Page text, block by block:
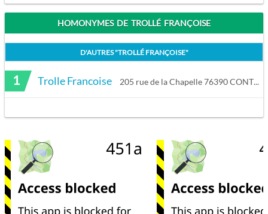
HOMONYMES DE TROLLÉ FRANÇOISE
D'AUTRES "TROLLÉ FRANÇOISE"
1 Trolle Francoise 205 rue de la Chapelle 76390 CONTEVILLE